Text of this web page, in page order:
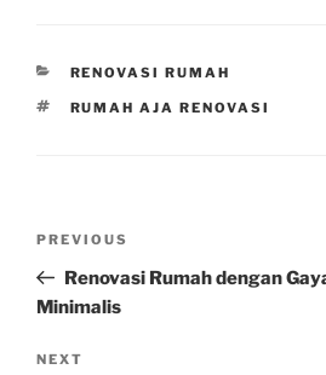
CATEGORIES
RENOVASI RUMAH
TAGS
RUMAH AJA RENOVASI
Previous
Post
PREVIOUS
Renovasi Rumah dengan
Minimalis
Next
NEXT